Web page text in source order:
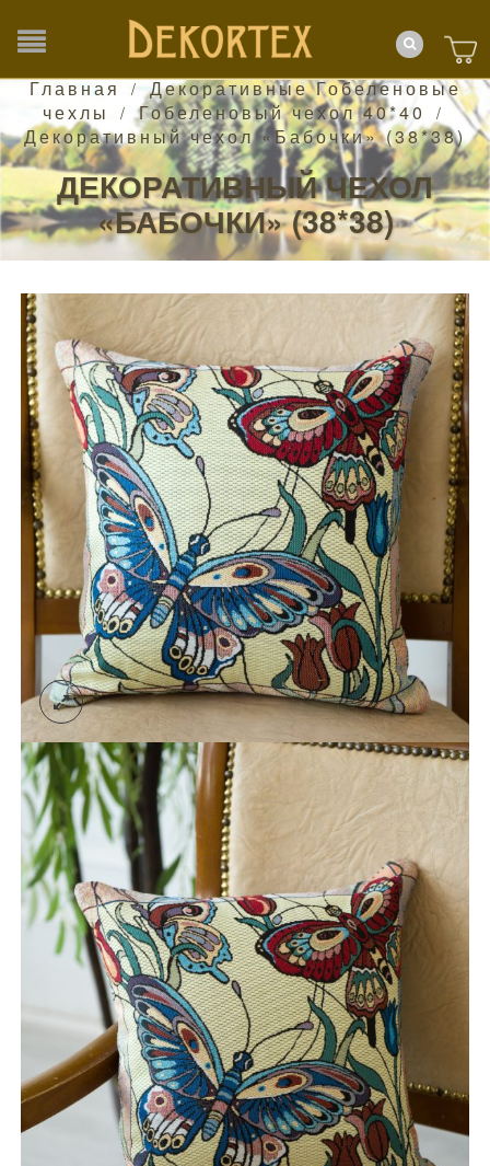
Главная /
Декоративные Гобеленовые
чехлы
/ Гобеленовый чехол 40*40 /
Декоративный чехол «Бабочки» (38*38)
ДЕКОРАТИВНЫЙ ЧЕХОЛ
«БАБОЧКИ» (38*38)